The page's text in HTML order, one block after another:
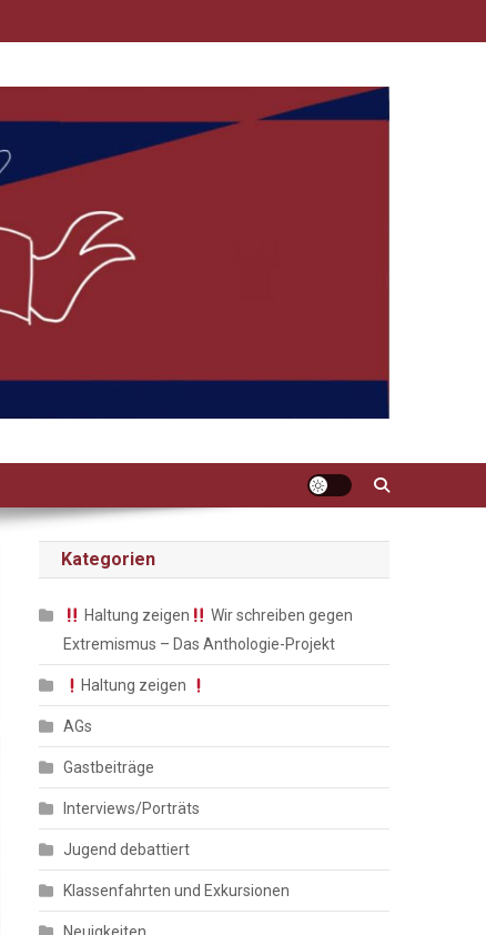
Kategorien
Haltung zeigen
Wir schreiben gegen
Extremismus – Das Anthologie-Projekt
Haltung zeigen
AGs
Gastbeiträge
Interviews/Porträts
Jugend debattiert
Klassenfahrten und Exkursionen